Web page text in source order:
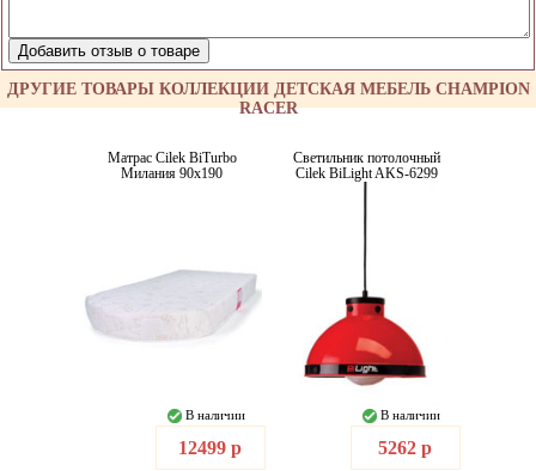
ДРУГИЕ ТОВАРЫ КОЛЛЕКЦИИ ДЕТСКАЯ МЕБЕЛЬ CHAMPION
RACER
Матрас Cilek BiTurbo
Милания 90x190
В наличии
12499 р
Светильник потолочный
Cilek BiLight AKS-6299
В наличии
5262 р